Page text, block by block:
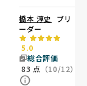
橋本 淳史
ブリ
ーダー
5.0
総合評価
83 点 （10/12）